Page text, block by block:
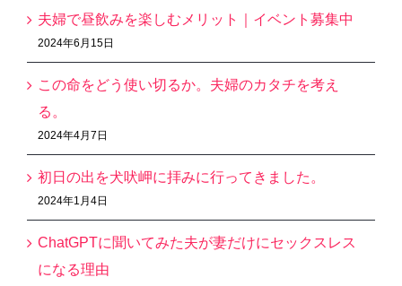
夫婦で昼飲みを楽しむメリット｜イベント募集中
2024年6月15日
この命をどう使い切るか。夫婦のカタチを考え
る。
2024年4月7日
初日の出を犬吠岬に拝みに行ってきました。
2024年1月4日
ChatGPTに聞いてみた夫が妻だけにセックスレス
になる理由